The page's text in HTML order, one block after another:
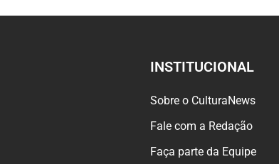
INSTITUCIONAL
Sobre o CulturaNews
Fale com a Redação
Faça parte da Equipe